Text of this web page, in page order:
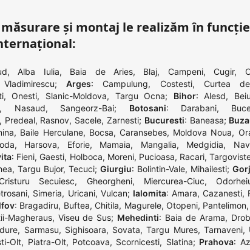
și montaj le realizăm în
,Alba Iulia, Baia de Aries, Blaj, Campeni, Cugir,
Vladimirescu; Arges: Campulung, Costesti, Curtea
, Onesti, Slanic-Moldova, Targu Ocna; Bihor:Alesd,
, Nasaud, Sangeorz-Bai; Botosani: Darabani,
, Predeal, Rasnov, Sacele, Zarnesti; Bucuresti: Baneasa;
, Baile Herculane, Bocsa, Caransebes, Moldova Noua,
, Harsova, Eforie, Mamaia, Mangalia, Medgidia,
: Fieni, Gaesti, Holboca, Moreni, Pucioasa, Racari,
, Targu Bujor, Tecuci; Giurgiu: Bolintin-Vale, Mihailesti; Gorj
Cristuru Secuiesc, Gheorgheni, Miercurea-Ciuc,
, Simeria, Uricani, Vulcan; Ialomita:Amara, Cazanesti,
: Bragadiru, Buftea, Chitila, Magurele, Otopeni, Pantelimon,
Magheraus, Viseu de Sus; Mehedinti: Baia de Arama,
, Sarmasu, Sighisoara, Sovata,Targu Mures, Tarnaveni,
Olt, Piatra-Olt, Potcoava, Scornicesti, Slatina; Prahova: